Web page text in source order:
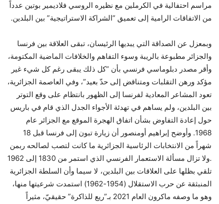
مراسم احتفالية في الكرملين مع نظيره الروسي فلاديمير بوتين عدداً
من الاتفاقات الرامية إلى تعميق “الشراكة الاستراتيجية” بين البلدين.
وبمعزل عن الصداقة التي يبديها الرئيسان، تبقى العلاقة بين فرنسا
والجزائر مطبوعة بالريبة وسوء التفاهم والخلافات الماضية المكتومة،
وأقر مصدر دبلوماسي فرنسي بأن “كل ذلك يبقى رغم كل شيء غير
مؤكد ورهن التقلبات ومتناقض إلى حدّ بعيد”، وفي العاصمة الجزائرية،
تعود المشاعر المعادية لفرنسا إلى الظهور بانتظام على وقع التوتر
بين البلدين، ولم يساهم في تهدئة الأجواء الجدل الذي قام في باريس
حول إعادة التفاوض بشأن اتفاق الهجرة الموقع مع الجزائر عام
1968. وأوضح إبراهيم أومنصور أن زيارة تبون إلى فرنسا قبل 18
شهراً من الانتخابات الرئاسية الجزائرية ما كانت لتصب لصالحه ربمن
.ولا تزال مسألة الاستعمار الفرنسي الذي استمر من 1830 إلى 1962
تلقي بظلها على العلاقات بين البلدين، لا سيما وأن السلطة الجزائرية
المنبثقة عن حرب الاستقلال (1954-1962) استمدت شرعيتها منها،
وهو ما وصفه ماكرون العام 2021 بـ”ريع للذاكرة” حقيقيّ، مثيراً